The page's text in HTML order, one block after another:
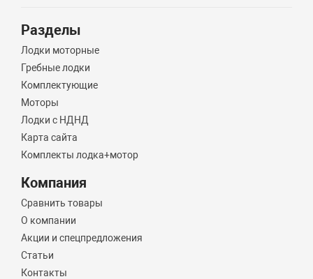
Разделы
Лодки моторные
Гребные лодки
Комплектующие
Моторы
Лодки с НДНД
Карта сайта
Комплекты лодка+мотор
Компания
Сравнить товары
О компании
Акции и спецпредложения
Статьи
Контакты